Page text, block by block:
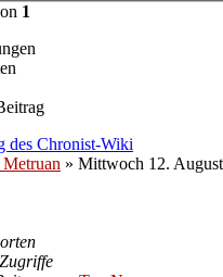
1
des Chronist-Wiki
» Mittwoch 12.
Zugriffe